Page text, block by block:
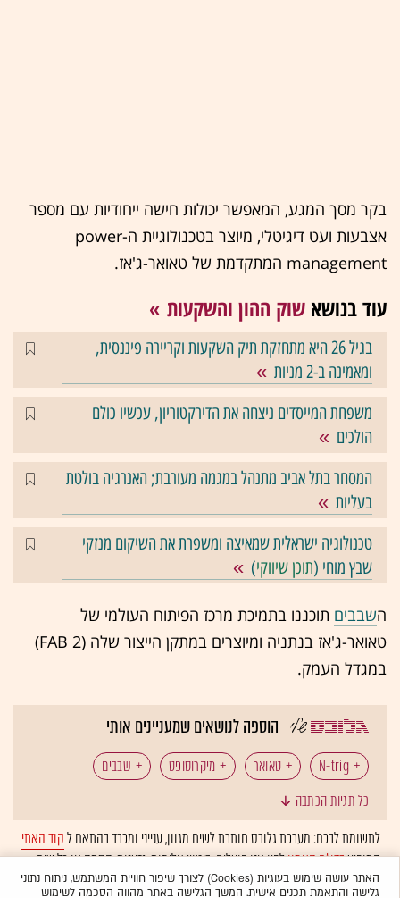
בקר מסך המגע, המאפשר יכולות חישה ייחודיות עם מספר
אצבעות ועט דיגיטלי, מיוצר בטכנולוגיית ה-power
management המתקדמת של טאואר-ג'אז.
עוד בנושא שוק ההון והשקעות
בגיל 26 היא מתחזקת תיק השקעות וקריירה פיננסית,
ומאמינה ב-2 מניות
משפחת המייסדים ניצחה את הדירקטוריון, עכשיו כולם
הולכים
המסחר בתל אביב מתנהל במגמה מעורבת; האנרגיה בולטת
בעליות
טכנולוגיה ישראלית שמאיצה ומשפרת את השיקום מנזקי
שבץ מוחי (תוכן שיווקי)
השבבים תוכננו בתמיכת מרכז הפיתוח העולמי של
טאואר-ג'אז בנתניה ומיוצרים במתקן הייצור שלה (FAB 2)
במגדל העמק.
הוספה לנושאים שמעניינים אותי
N-trig טאואר מיקרוסופט
שבבים
כל תגיות הכתבה
לתשומת לבכם: מערכת גלובס חותרת לשיח מגוון, ענייני ומכבד בהתאם לקוד האתי
המופיעבדו"ח האמוןלפיו אנו פועלים. ביטויי אלימות, גזענות, הסתה או כל שיח
בלתי הולם אחר מסוננים בצורהאוטומטיתולא יפורסמו באתר.
האתר עושה שימוש בעוגיות (Cookies) לצורך שיפור חוויית המשתמש, ניתוח נתוני
גלישה והתאמת תכנים אישית. המשך הגלישה באתר מהווה הסכמה לשימוש